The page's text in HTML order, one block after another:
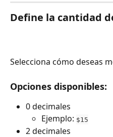
Define la cantidad
Selecciona cómo deseas
Opciones disponibles:
0 decimales
Ejemplo: $15
2 decimales